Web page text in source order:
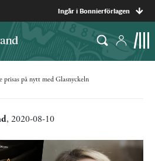
Ingår i Bonnierförlagen
prisas på nytt med Glasnyckeln
, 2020-08-10